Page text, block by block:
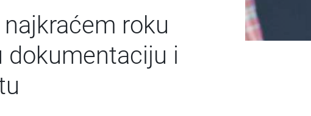
roku
dokumentaciju i